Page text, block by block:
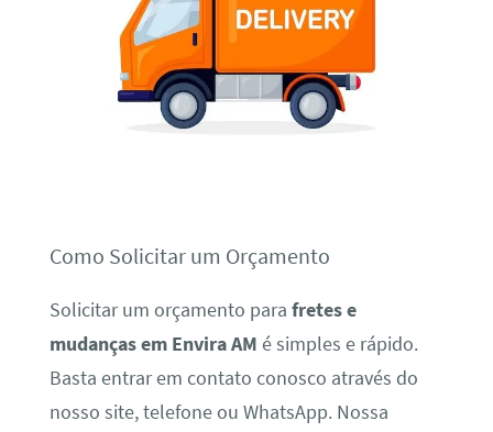
Como Solicitar um Orçamento
Solicitar um orçamento para fretes e
mudanças em Envira AM é simples e rápido.
Basta entrar em contato conosco através do
nosso site, telefone ou WhatsApp. Nossa